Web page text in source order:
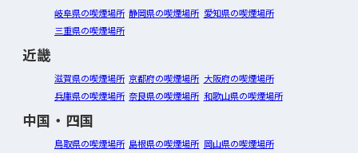
岐阜県の喫煙場所 静岡県の喫煙場所 愛知県の喫煙場所
三重県の喫煙場所
近畿
滋賀県の喫煙場所 京都府の喫煙場所 大阪府の喫煙場所
兵庫県の喫煙場所 奈良県の喫煙場所 和歌山県の喫煙場所
中国・四国
鳥取県の喫煙場所 島根県の喫煙場所 岡山県の喫煙場所